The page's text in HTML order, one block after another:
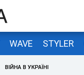
WAVE STYLER
ВІЙНА В УКРАЇНІ